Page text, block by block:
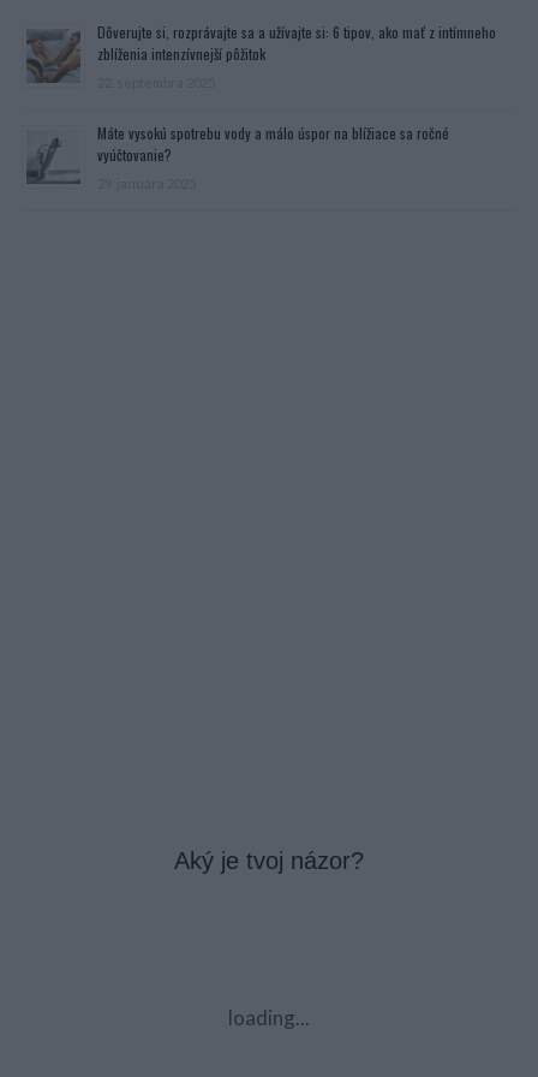
Dôverujte si, rozprávajte sa a užívajte si: 6 tipov, ako mať z intímneho
zblíženia intenzívnejší pôžitok
Máte vysokú spotrebu vody a málo úspor na blížiace sa ročné
vyúčtovanie?
Aký je tvoj názor?
loading...